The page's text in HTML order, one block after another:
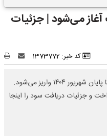
محاسبه می شود؟
می‌شود | جزئیات
کد خبر: 1373772
سود سهام عدالت مرحله دوم حداکثر تا پایان شهریور ۱۴۰۴ واریز می‌شود.
و جزئیات دریافت سود را اینجا